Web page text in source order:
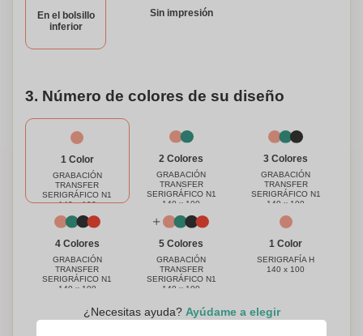
destacando el uso de materiales reciclados. Personaliza
esta mochila para hacerla verdaderamente tuya o como un
regalo pensativo para un ser querido.
En el bolsillo
inferior
Sin impresión
3. Número de colores de su diseño
1 Color
GRABACIÓN
TRANSFER
SERIGRÁFICO N1
140 x 100
2 Colores
GRABACIÓN
TRANSFER
SERIGRÁFICO N1
140 x 100
3 Colores
GRABACIÓN
TRANSFER
SERIGRÁFICO N1
140 x 100
4 Colores
GRABACIÓN
TRANSFER
SERIGRÁFICO N1
140 x 100
5 Colores
GRABACIÓN
TRANSFER
SERIGRÁFICO N1
140 x 100
1 Color
SERIGRAFÍA H
140 x 100
¿Necesitas ayuda? Ayúdame a elegir